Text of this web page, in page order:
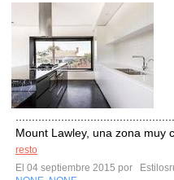
Mount Lawley, una zona muy
resto
El 04 septiembre 2015 por